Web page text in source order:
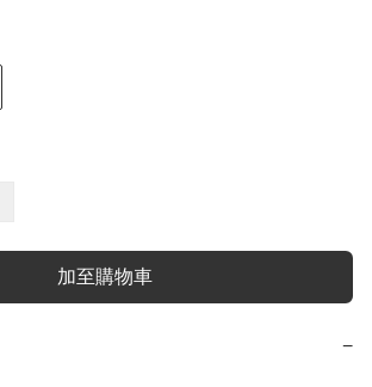
加至購物車
−